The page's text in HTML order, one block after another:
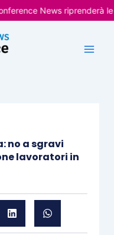
News riprenderà le
no a sgravi
lavoratori in